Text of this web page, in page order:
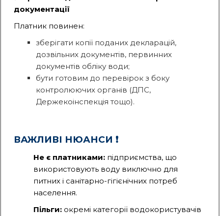
документації
Платник повинен:
зберігати копії поданих декларацій,
дозвільних документів, первинних
документів обліку води;
бути готовим до перевірок з боку
контролюючих органів (ДПС,
Держекоінспекція тощо).
ВАЖЛИВІ НЮАНСИ ❗️
Не є платниками: підприємства, що
використовують воду виключно для
питних і санітарно-гігієнічних потреб
населення.
Пільги: окремі категорії водокористувачів